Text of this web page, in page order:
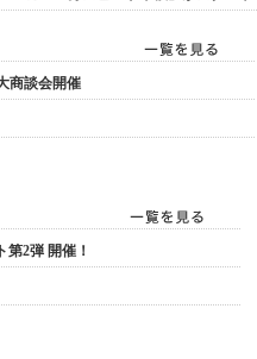
商談会開催
2弾 開催！